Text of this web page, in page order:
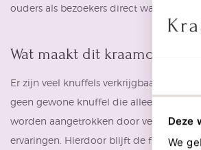
Deze
We
ouders als bezoekers direct waarderen.
Wat maakt dit kraamcadeau
Er zijn veel knuffels verkrijgbaar, maar
geen gewone knuffel die alleen dient
worden aangetrokken door
ervaringen. Hierdoor blijft de flamingo